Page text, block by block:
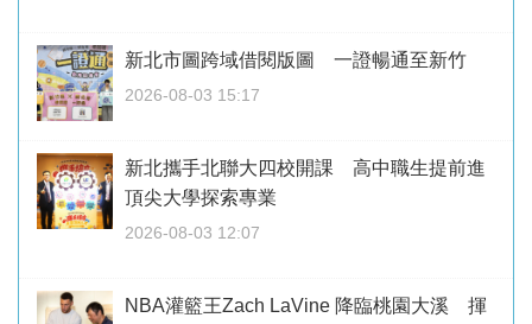
新北市圖跨域借閱版圖 一證暢通至新竹
2026-08-03 15:17
新北攜手北聯大四校開課 高中職生提前進
頂尖大學探索專業
2026-08-03 12:07
NBA灌籃王Zach LaVine 降臨桃園大溪 揮